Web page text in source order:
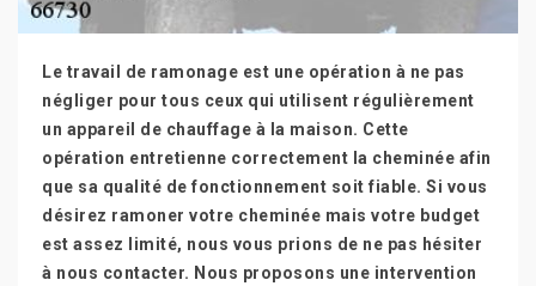
Le travail de ramonage est une opération à ne pas
négliger pour tous ceux qui utilisent régulièrement
un appareil de chauffage à la maison. Cette
opération entretienne correctement la cheminée afin
que sa qualité de fonctionnement soit fiable. Si vous
désirez ramoner votre cheminée mais votre budget
est assez limité, nous vous prions de ne pas hésiter
à nous contacter. Nous proposons une intervention